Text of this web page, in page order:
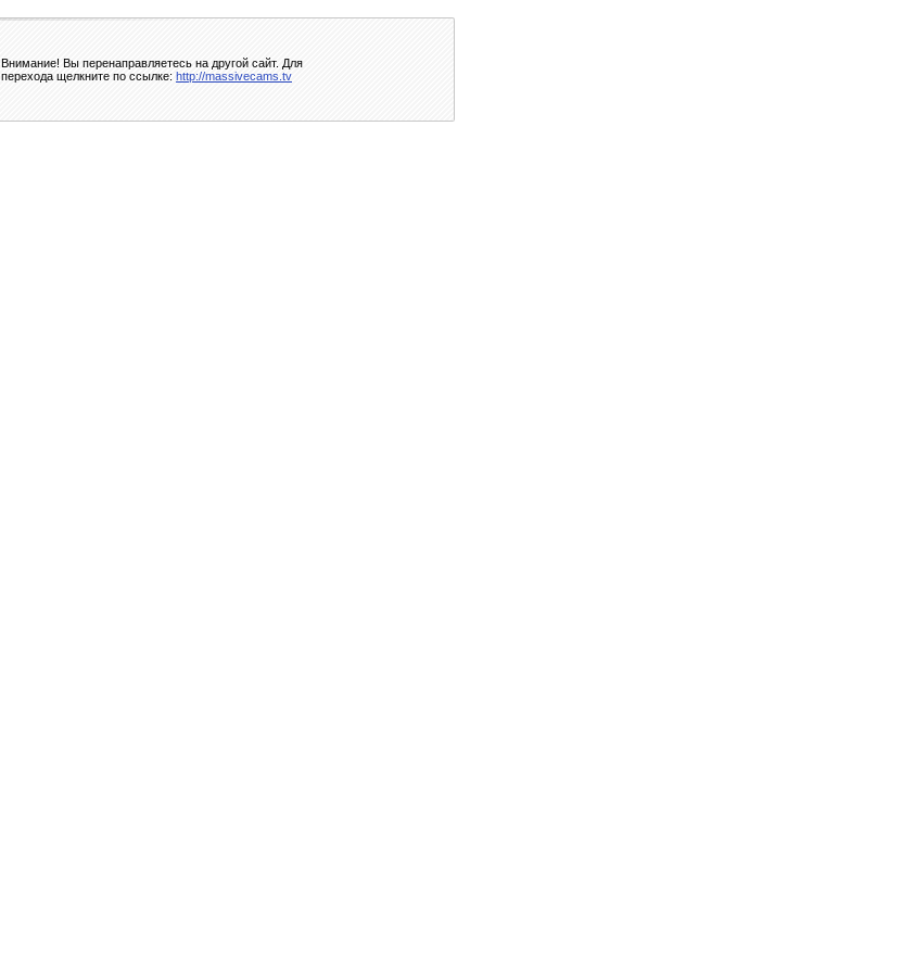
Внимание! Вы перенаправляетесь на другой сайт. Для
перехода щелкните по ссылке: http://massivecams.tv